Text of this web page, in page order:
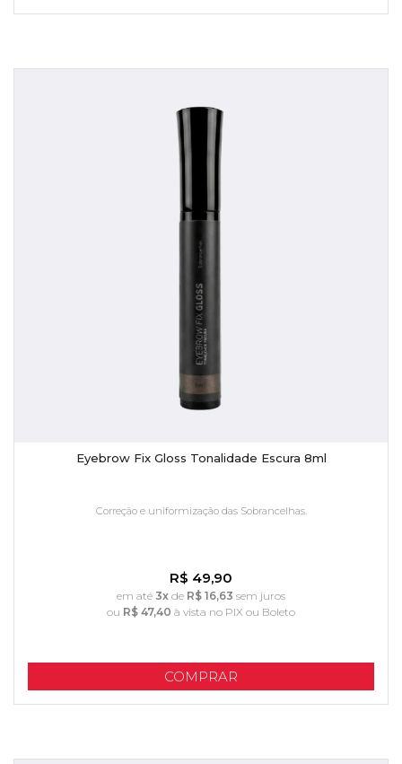
Eyebrow Fix Gloss Tonalidade Escura 8ml
Correção e uniformização das Sobrancelhas.
R$ 49,90
em até 3x de R$ 16,63 sem juros
ou R$ 47,40 à vista no PIX ou Boleto
COMPRAR